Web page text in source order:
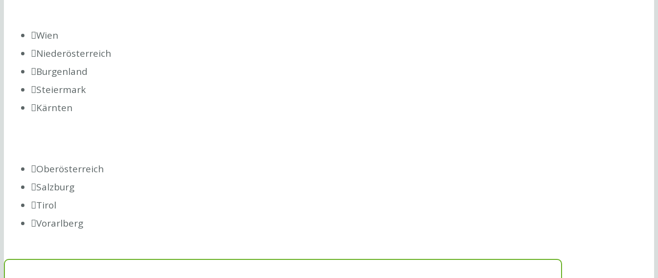
Wien
Niederösterreich
Burgenland
Steiermark
Kärnten
Oberösterreich
Salzburg
Tirol
Vorarlberg